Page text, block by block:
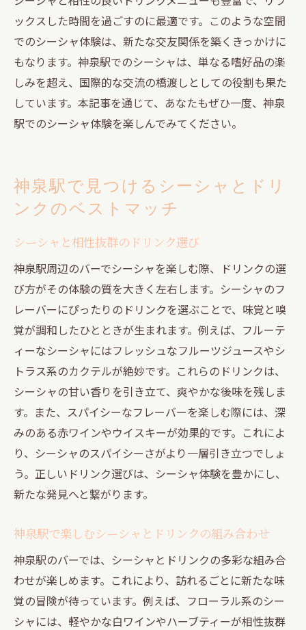
ックスした時間を過ごすのに最適です。このような空間
でのシーシャ体験は、新たな交友関係を築くきっかけに
もなります。神泉駅でのシーシャは、単なる嗜好品の楽
しみを超え、国際的な交流の橋渡しとしての役割も果た
しています。本記事を通じて、あなたもぜひ一度、神泉
駅でのシーシャ体験を楽しんでみてください。
神泉駅で見つけるシーシャとドリ
ンクのベストマッチ
シーシャと相性抜群のドリンク選び
神泉駅周辺のバーでシーシャを楽しむ際、ドリンクの選
び方がその体験の質を大きく左右します。シーシャのフ
レーバーにぴったりのドリンクを選ぶことで、味覚と嗅
覚が調和したひとときが生まれます。例えば、フルーテ
ィーなシーシャにはフレッシュなフルーツジュースやシ
トラス系のカクテルが絶妙です。これらのドリンクは、
シーシャの甘い香りを引き立て、爽やかな後味を残しま
す。また、スパイシーなフレーバーを楽しむ際には、深
みのある赤ワインやウイスキーが効果的です。これによ
り、シーシャのスパイシーさがより一層引き立つでしょ
う。正しいドリンク選びは、シーシャ体験を豊かにし、
新たな発見へと繋がります。
神泉駅で楽しむシーシャとドリンクの組み合わせ
神泉駅のバーでは、シーシャとドリンクの多彩な組み合
わせが楽しめます。これにより、訪れるごとに新たな味
覚の冒険が待っています。例えば、フローラル系のシー
シャには、軽やかな白ワインやハーブティーが相性抜群